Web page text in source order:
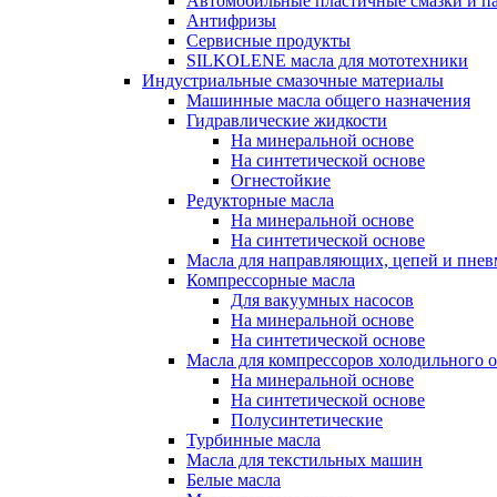
Антифризы
Сервисные продукты
SILKOLENE масла для мототехники
Индустриальные смазочные материалы
Машинные масла общего назначения
Гидравлические жидкости
На минеральной основе
На синтетической основе
Огнестойкие
Редукторные масла
На минеральной основе
На синтетической основе
Масла для направляющих, цепей и
Компрессорные масла
Для вакуумных насосов
На минеральной основе
На синтетической основе
Масла для компрессоров холодильного
На минеральной основе
На синтетической основе
Полусинтетические
Турбинные масла
Масла для текстильных машин
Белые масла